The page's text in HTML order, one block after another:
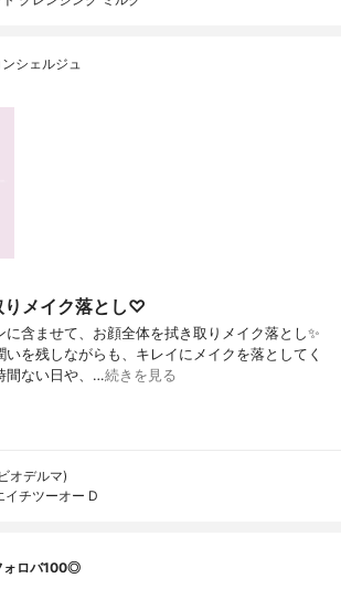
シェルジュ
りメイク落とし♡
に含ませて、お顔全体を拭き取りメイク落とし✨
を残しながらも、キレイにメイクを落としてく
間ない日や、…続きを見る
オデルマ)
イチツーオー D
ロバ100◎